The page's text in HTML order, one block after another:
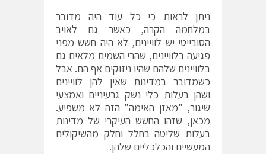
ניתן לראות כי כל עוד היה מדובר
במלחמה הקרה, כאשר גם לאויב
הסובייטי יש לוויינים, לא היה חשש מפני
פגיעה בלוויינים, שהרי השמים מלאים גם
בלוויינים שלהם שהיו ניזוקים אף הם. אבל
כשמדובר במדינות שאין להן לוויינים
ושהן בעלות כלי נשק גרעיניים ואמצעי
שיגור, "מאזן האימה" הזה לא משפיע.
מכאן, שזהו החשש העיקרי של מדינות
בעלות שליטה בחלל וחלק מהשיקולים
המעשיים והכלכליים שלהן.